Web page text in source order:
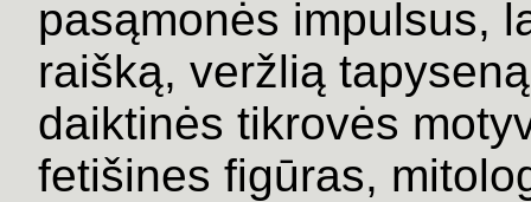
pasąmonės impulsus,
raišką, veržlią
daiktinės tikrovės
fetišines figūras,